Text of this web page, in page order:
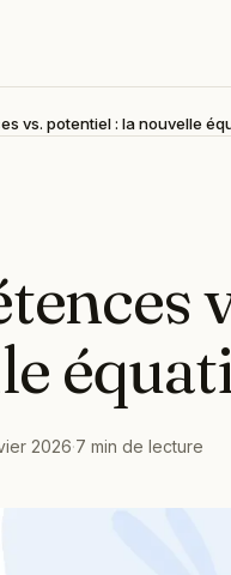
vs. potentiel : la nouvelle
2026·7 min de lecture